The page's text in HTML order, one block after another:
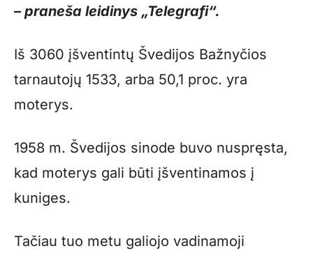
– praneša leidinys „Telegrafi“.
Iš 3060 įšventintų Švedijos Bažnyčios
tarnautojų 1533, arba 50,1 proc. yra
moterys.
1958 m. Švedijos sinode buvo nuspręsta,
kad moterys gali būti įšventinamos į
kuniges.
Tačiau tuo metu galiojo vadinamoji